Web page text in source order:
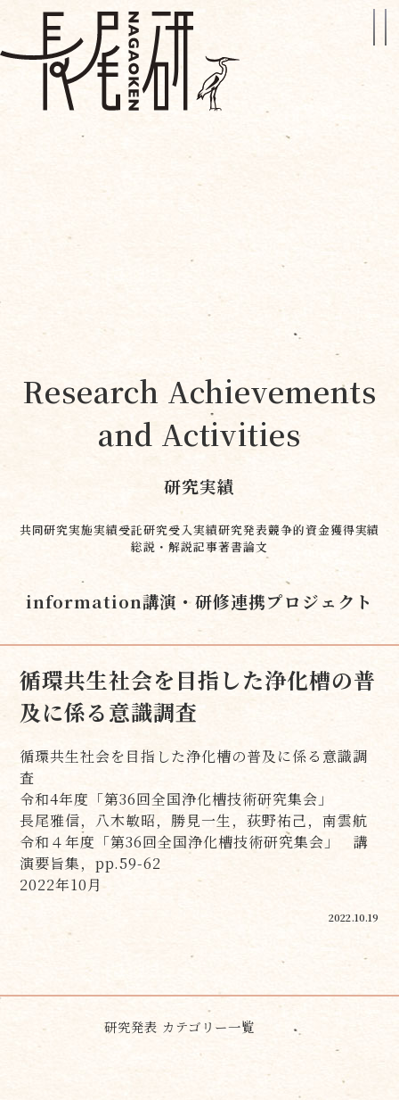
Research Achievements
and Activities
研究実績
共同研究実施実績受託研究受入実績研究発表競争的資金獲得実績
総説・解説記事著書論文
information講演・研修連携プロジェクト
循環共生社会を目指した浄化槽の普
及に係る意識調査
循環共生社会を目指した浄化槽の普及に係る意識調
査
令和4年度「第36回全国浄化槽技術研究集会」
長尾雅信，八木敏昭，勝見一生，荻野祐己，南雲航
令和４年度「第36回全国浄化槽技術研究集会」 講
演要旨集，pp.59-62
2022年10月
2022.10.19
研究発表 カテゴリー一覧